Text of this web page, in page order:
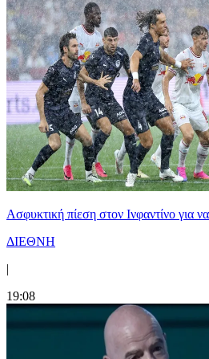
Ασφυκτική πίεση στον Ινφαντίνο για
ΔΙΕΘΝΗ
|
19:08